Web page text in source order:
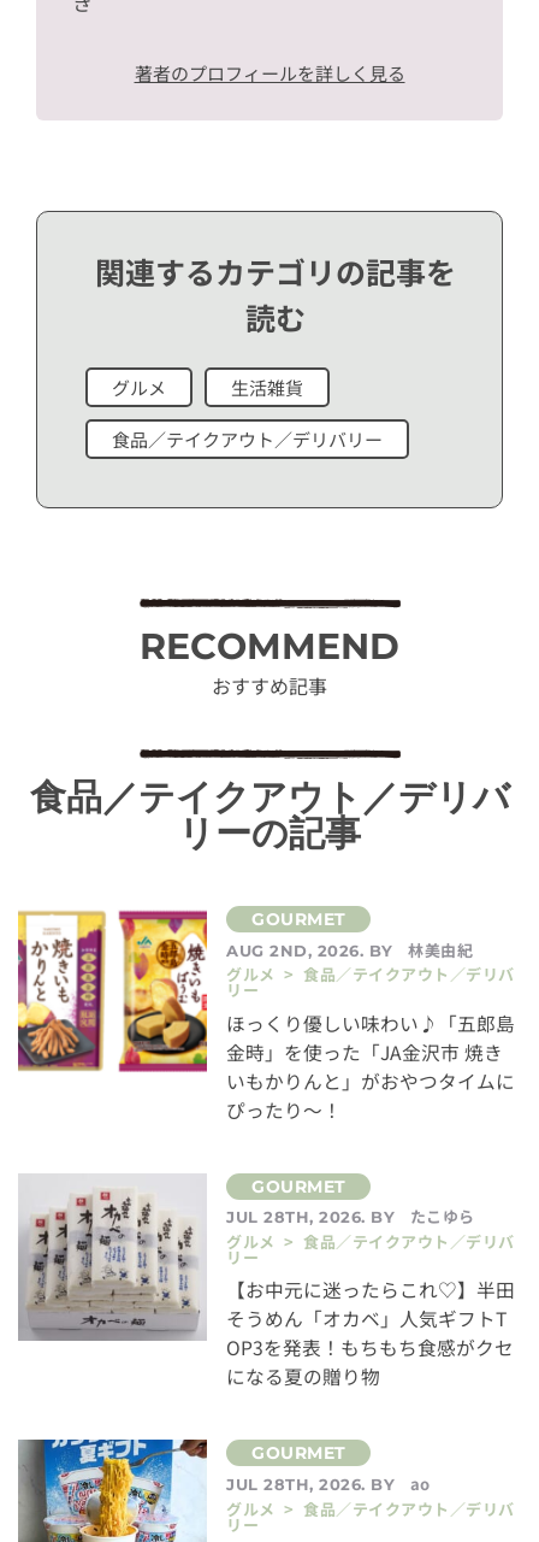
著者のプロフィールを詳しく見る
関連するカテゴリの記事を
読む
グルメ 生活雑貨
食品／テイクアウト／デリバリー
RECOMMEND
おすすめ記事
食品／テイクアウト／デリバ
リーの記事
AUG 2ND, 2026. BY
林美由紀
グルメ > 食品／テイクアウト／デリバ
リー
ほっくり優しい味わい♪「五郎島
金時」を使った「JA金沢市 焼き
いもかりんと」がおやつタイムに
ぴったり～！
JUL 28TH, 2026. BY
たこゆら
グルメ > 食品／テイクアウト／デリバ
リー
【お中元に迷ったらこれ♡】半田
そうめん「オカベ」人気ギフトT
OP3を発表！もちもち食感がクセ
になる夏の贈り物
JUL 28TH, 2026. BY
ao
グルメ > 食品／テイクアウト／デリバ
リー